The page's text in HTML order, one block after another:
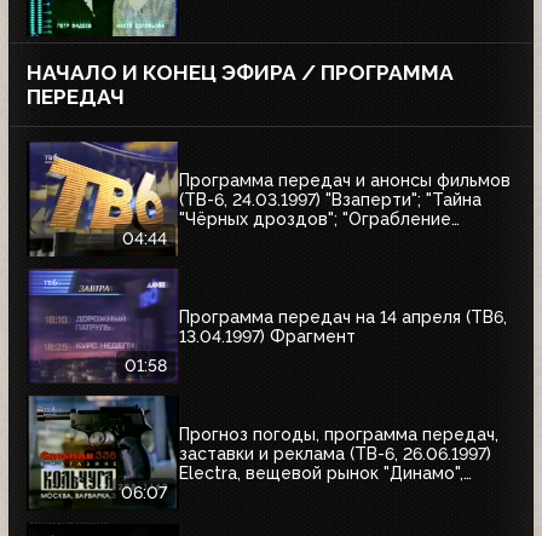
НАЧАЛО И КОНЕЦ ЭФИРА / ПРОГРАММА
ПЕРЕДАЧ
04:44
Программа передач и анонсы фильмов
(ТВ-6, 24.03.1997) "Взаперти"; "Тайна
"Чёрных дроздов"; "Ограбление
01:58
Программа передач на 14 апреля (ТВ6,
13.04.1997) Фрагмент
06:07
Прогноз погоды, программа передач,
заставки и реклама (ТВ-6, 26.06.1997)
Electra, вещевой рынок "Динамо",